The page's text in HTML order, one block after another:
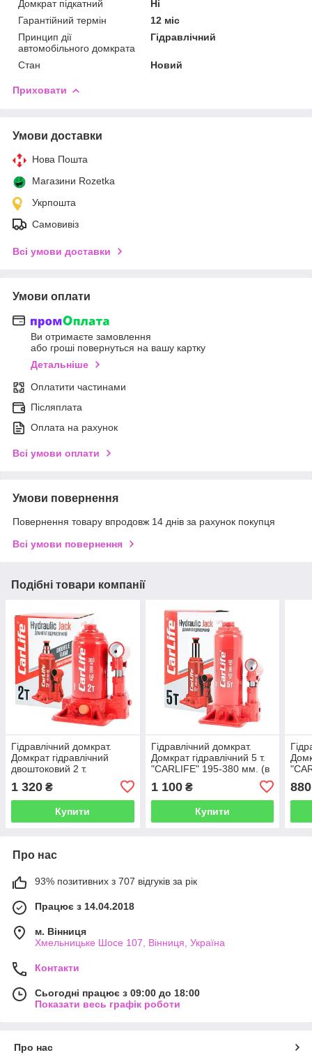
Домкрат підкатний
Ні
Гарантійний термін
12 міс
Принцип дії
автомобільного домкрата
Гідравлічний
Стан Новий
Приховати
Умови доставки
Нова Пошта
Магазини Rozetka
Укрпошта
Самовивіз
Всі умови доставки
Умови оплати
Ви отримаєте замовлення
або гроші повернуться на вашу картку
Детальніше
Оплатити частинами
Післяплата
Оплата на рахунок
Всі умови оплати
Умови повернення
Повернення товару впродовж 14 днів за рахунок покупця
Всі умови повернення
Подібні товари компанії
Гідравлічний домкрат.
Домкрат гідравлічний
двоштоковий 2 т.
"CARLIFE" 150-360 мм. (в
картон. пак.)
1 320 ₴
Купити
Гідравлічний домкрат.
Домкрат гідравлічний 5 т.
"CARLIFE" 195-380 мм. (в
1 100₴
Купити
880
Про нас
93% позитивних з 707 відгуків за рік
Працює з 14.04.2018
м. Вінниця
Хмельницьке Шосе 107, Вінниця, Україна
Контакти
Сьогодні працює з 09:00 до 18:00
Показати весь графік роботи
Про нас